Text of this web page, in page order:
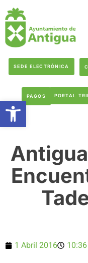
SEDE ELECTRÓNICA
PAGOS PORTAL
1 Abril 2016 10:36
Abrir barra de